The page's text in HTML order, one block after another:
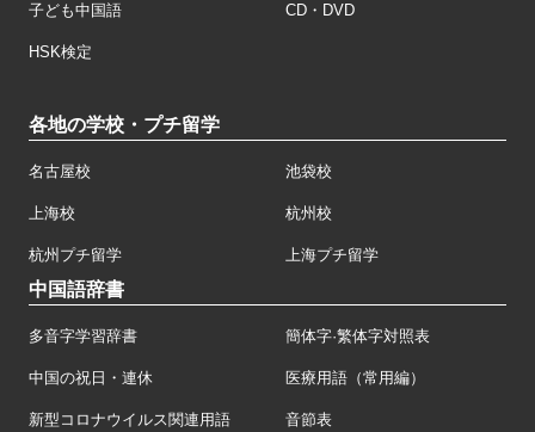
子ども中国語 CD・DVD
HSK検定
各地の学校・プチ留学
名古屋校 池袋校
上海校 杭州校
杭州プチ留学 上海プチ留学
中国語辞書
多音字学習辞書 簡体字·繁体字対照表
中国の祝日・連休 医療用語（常用編）
新型コロナウイルス関連用語 音節表